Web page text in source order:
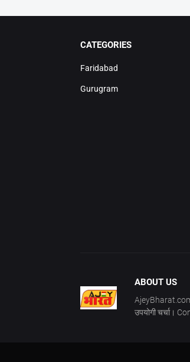
CATEGORIES
Faridabad
Gurugram
ABOUT US
AjeyBharat.com
उपयोगी चर्चा।